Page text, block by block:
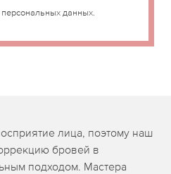
персональных данных.
лица, поэтому наш
бровей в
подходом. Мастера